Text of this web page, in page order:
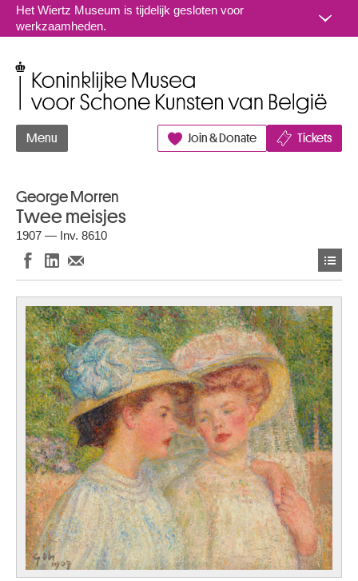
Naar inhoud
Het Wiertz Museum is tijdelijk gesloten voor
werkzaamheden.
Menu Join & Donate Tickets
George Morren
Twee meisjes
1907 — Inv. 8610